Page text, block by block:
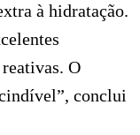
à hidratação.
O
conclui